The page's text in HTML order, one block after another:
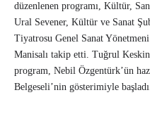
düzenlenen programı, Kültür,
Ural Sevener, Kültür ve Sanat
Tiyatrosu Genel Sanat
Manisalı takip etti. Tuğrul
program, Nebil Özgentürk’ün
Belgeseli’nin gösterimiyle